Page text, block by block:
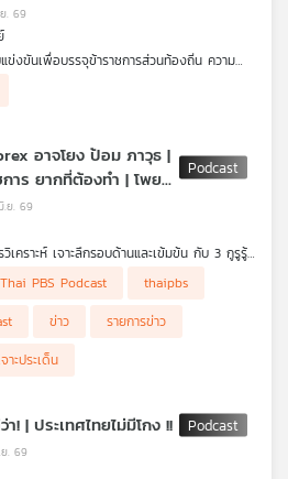
. 69
งขันเพื่อบรรจุข้าราชการส่วนท้องถิ่น ความ
ารตรวจสอบ และการนำตัวบงการใหญ่มาดำเนิน
ย รัตนดิลก ณ ภูเก็ต ผอ.หลักสูตรการเมืองฯ
อาจโยง ป้อม ภาวุธ |
าร ยากที่ต้องทำ | โพย
ผิดกฎหมาย
.ย. 69
เคราะห์ เจาะลึกรอบด้านและเข้มข้น กับ 3 กูรูรู้
ยุติสงครามสหรัฐฯ-อิหร่าน"
ยยังคงอันดับ สะท้อนความเชื่อมั่น "เสถียรภาพ
ง"
อจ่ายปี 69 กลับเข้าคลัง 10,300 ล้านบาท
แสเชิงลบ "TH-AI Passport" แม้จะโดนวิจารณ์
อบหนัก
อาจโยง "ป้อม ภาวุธ" แต่ยังไม่ใช่ผู้ต้องหา ไร้
นทำคดี
Thai PBS Podcast
thaipbs
ข่าว
รายการข่าว
าะประเด็น
! | ประเทศไทยไม่มีโกง !!
. 69